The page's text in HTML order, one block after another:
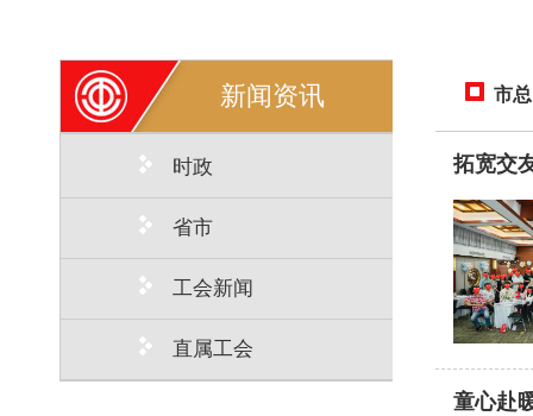
新闻资讯
时政
省市
工会新闻
直属工会
市总
拓宽交
童心赴